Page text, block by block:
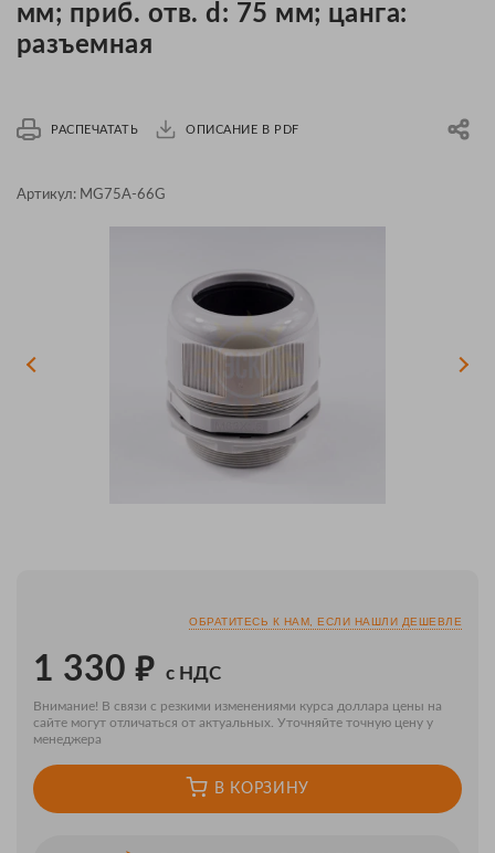
мм; приб. отв. d: 75 мм; цанга:
разъемная
РАСПЕЧАТАТЬ ОПИСАНИЕ В PDF
Артикул: MG75A-66G
ОБРАТИТЕСЬ К НАМ, ЕСЛИ НАШЛИ ДЕШЕВЛЕ
1 330 ₽ с НДС
Внимание! В связи с резкими изменениями курса доллара цены на
сайте могут отличаться от актуальных. Уточняйте точную цену у
менеджера
В КОРЗИНУ